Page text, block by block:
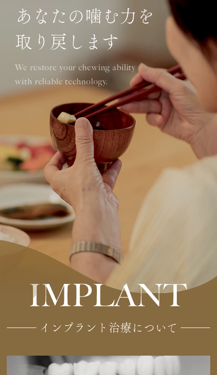
あなたの噛む力を
取り戻します
We restore your chewing ability
with reliable technology.
インプラント治療について